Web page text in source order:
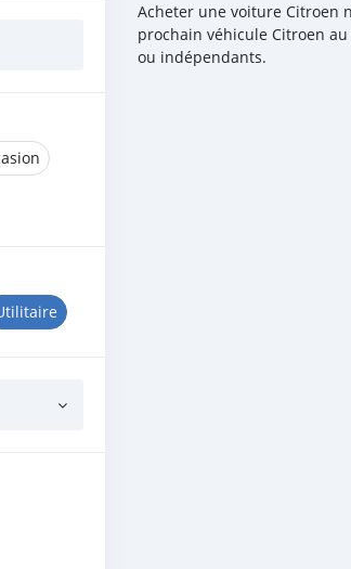
Acheter une voiture Citroen
prochain véhicule Citroen
ou indépendants.